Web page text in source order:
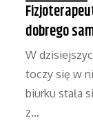
dobrego
W
toczy się w
biurku stała
z…